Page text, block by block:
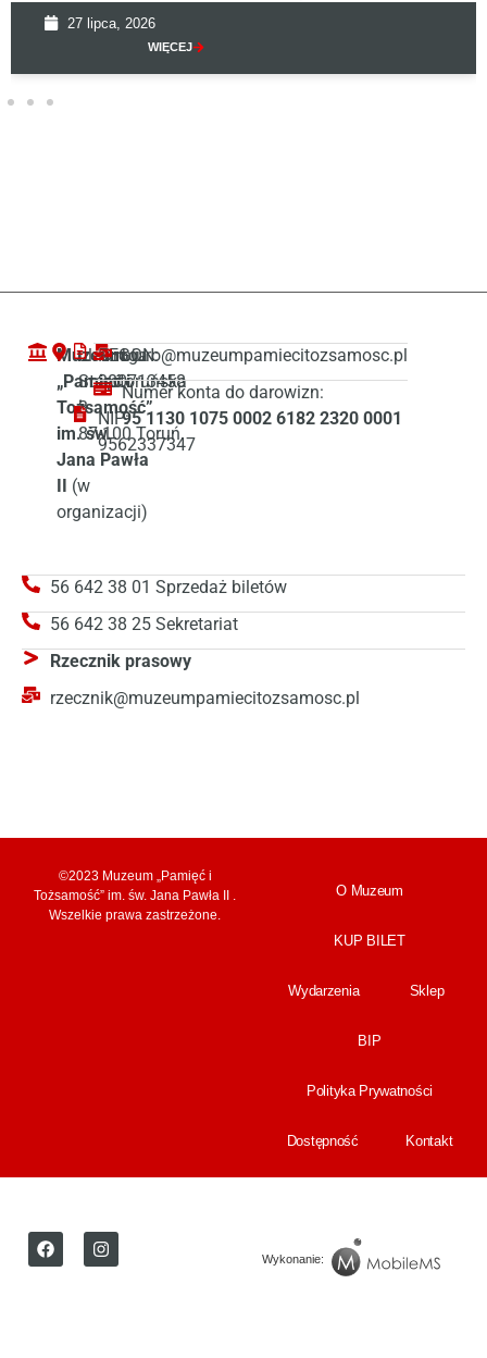
27 lipca, 2026
WIĘCEJ
Muzeum
„Pamięć i
Tożsamość”
im. św.
Jana Pawła
II (w
organizacji)
ul. Droga
Starotoruńska
3
87-100 Toruń
REGON:
380713458
NIP:
9562337347
biuro@muzeumpamiecitozsamosc.pl
Numer konta do darowizn:
95 1130 1075 0002 6182 2320 0001
56 642 38 01 Sprzedaż biletów
56 642 38 25 Sekretariat
Rzecznik prasowy
rzecznik@muzeumpamiecitozsamosc.pl
©2023 Muzeum „Pamięć i
Tożsamość” im. św. Jana Pawła II .
Wszelkie prawa zastrzeżone.
O Muzeum
KUP BILET
Wydarzenia Sklep
BIP
Polityka Prywatności
Dostępność Kontakt
Wykonanie: